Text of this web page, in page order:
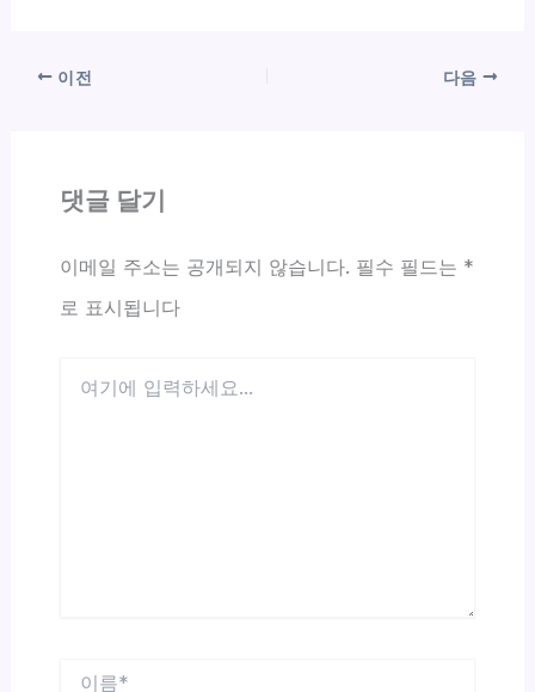
이전 다음
댓글 달기
이메일 주소는 공개되지 않습니다. 필수 필드는 *
로 표시됩니다